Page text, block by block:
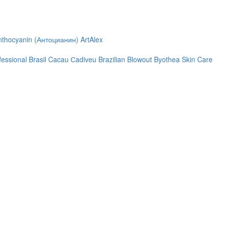
(Антоцианин) ArtAlex
Brasil Cacau Сadiveu Brazilian Blowout Byothea Skin Care